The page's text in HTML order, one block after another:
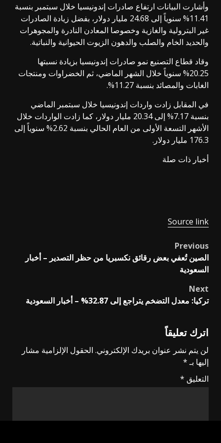
وأشارت البيانات ارتفاع صادرات إندونيسيا خلال سبتمبر بنسبة
11.41% سنوياً إلى 24.68 مليار دولار، بفضل زيادة الصادرات
غير البترولية والغازية وخصوصا المعادن النادرة والمجوهرات
والحديد الخام والصلب والدهون الزيوت الحيوانية والنباتية.
وقاد قطاع التصنيع نمو صادرات إندونيسيا بزيادة نسبتها
20.25% سنوياً خلال الشهر الماضي، ثم الخضراوات ومنتجات
الغابات والمصائد بنسبة 11.27%.
في المقابل زادت واردات إندونيسيا خلال سبتمبر الماضي
بنسبة 7.17% إلى 20.34 مليار دولار، كما زادت الواردات خلال
الأشهر التسعة الأولى من العام الحالي بنسبة 2.62% سنوياً إلى
176.3 مليار دولار.
أخبار ذات صلة
Source link
Post
navigation
Previous
الصين تُعفي بعض رقائق نكسبريا من حظر التصدير – أخبار
السعودية
Next
تركيا: معدل التضخم يتراجع إلى 32.87% – أخبار السعودية
اترك تعليقاً
لن يتم نشر عنوان بريدك الإلكتروني. الحقول الإلزامية مشار
إليها بـ*
التعليق *